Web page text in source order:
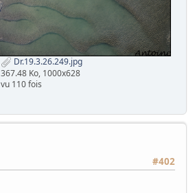
Dr.19.3.26.249.jpg
367.48 Ko, 1000x628
vu 110 fois
#402